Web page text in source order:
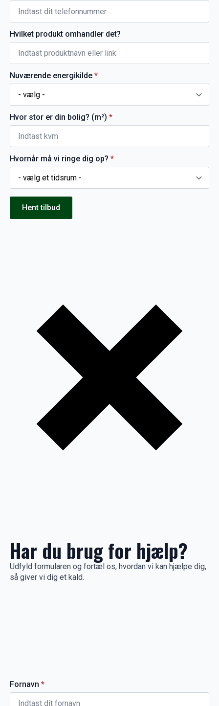
Hvilket produkt omhandler det?
Nuværende energikilde *
Hvor stor er din bolig? (m²) *
Hvornår må vi ringe dig op? *
Hent tilbud
Har du brug for hjælp?
Udfyld formularen og fortæl os, hvordan vi kan hjælpe dig,
så giver vi dig et kald.
Fornavn *